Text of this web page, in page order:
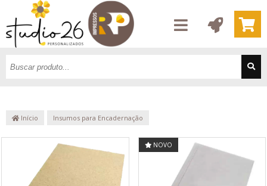
Início Insumos para Encadernação
NOVO